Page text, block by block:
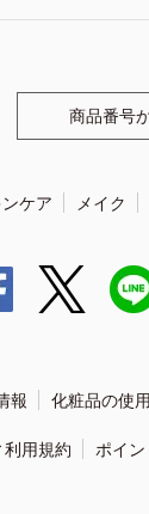
商品番号
ケア メイク
報 化粧品の使
用規約 ポイ